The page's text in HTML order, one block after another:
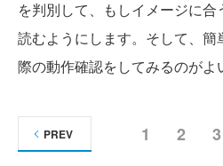
を判別して、もしイメージに
読むようにします。そして、
際の動作確認をしてみるのがよ
1 2 3
PREV